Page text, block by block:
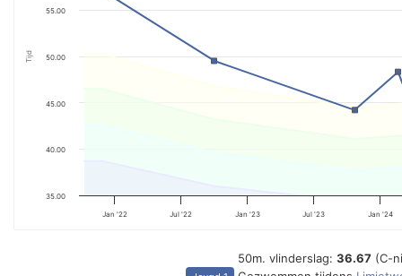
Tijd
Jan '22 Jul '22 Jan '23 Jul '23 Jan '24
35.00
40.00
45.00
50.00
55.00
50m. vlinderslag: 36.67 (C-